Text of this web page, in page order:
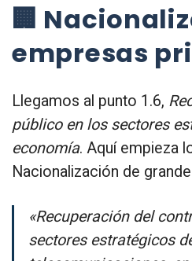
🏢
empresas
Llegamos al punto 1.6,
público en los sectores
economía. Aquí empieza
Nacionalización de
«Recuperación del
sectores estratégicos